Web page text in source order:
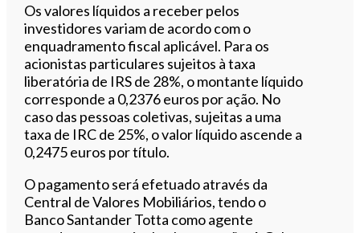
Os valores líquidos a receber pelos
investidores variam de acordo com o
enquadramento fiscal aplicável. Para os
acionistas particulares sujeitos à taxa
liberatória de IRS de 28%, o montante líquido
corresponde a 0,2376 euros por ação. No
caso das pessoas coletivas, sujeitas a uma
taxa de IRC de 25%, o valor líquido ascende a
0,2475 euros por título.
O pagamento será efetuado através da
Central de Valores Mobiliários, tendo o
Banco Santander Totta como agente